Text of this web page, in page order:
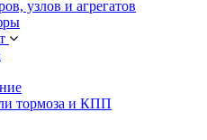
узлов и агрегатов
тормоза и КПП